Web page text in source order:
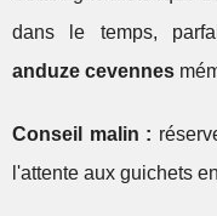
dans le temps,
anduze cevennes
Conseil malin :
l'attente aux guichets